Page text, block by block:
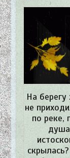
На
не
по реке,